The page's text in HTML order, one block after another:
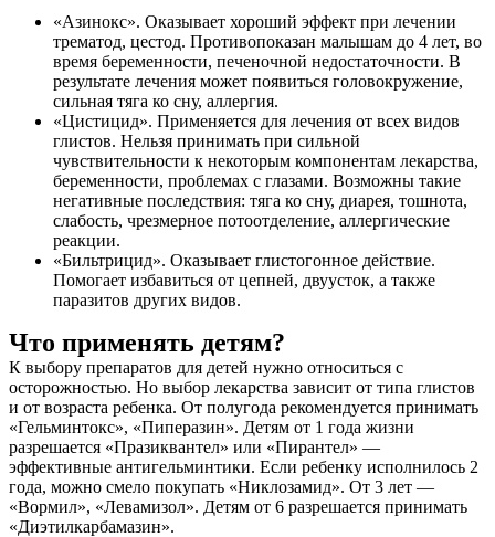
«Азинокс». Оказывает хороший эффект при лечении
трематод, цестод. Противопоказан малышам до 4 лет, во
время беременности, печеночной недостаточности. В
результате лечения может появиться головокружение,
сильная тяга ко сну, аллергия.
«Цистицид». Применяется для лечения от всех видов
глистов. Нельзя принимать при сильной
чувствительности к некоторым компонентам лекарства,
беременности, проблемах с глазами. Возможны такие
негативные последствия: тяга ко сну, диарея, тошнота,
слабость, чрезмерное потоотделение, аллергические
реакции.
«Бильтрицид». Оказывает глистогонное действие.
Помогает избавиться от цепней, двуусток, а также
паразитов других видов.
Что применять детям?
К выбору препаратов для детей нужно относиться с
осторожностью. Но выбор лекарства зависит от типа глистов
и от возраста ребенка. От полугода рекомендуется принимать
«Гельминтокс», «Пиперазин». Детям от 1 года жизни
разрешается «Празиквантел» или «Пирантел» —
эффективные антигельминтики. Если ребенку исполнилось 2
года, можно смело покупать «Никлозамид». От 3 лет —
«Вормил», «Левамизол». Детям от 6 разрешается принимать
«Диэтилкарбамазин».